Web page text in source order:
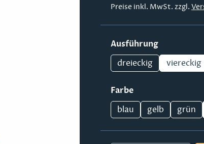
Preise inkl. MwSt. zzgl.
Ausführungauswählen
dreieckig
viereckig
Farbeauswählen
blau
gelb grün